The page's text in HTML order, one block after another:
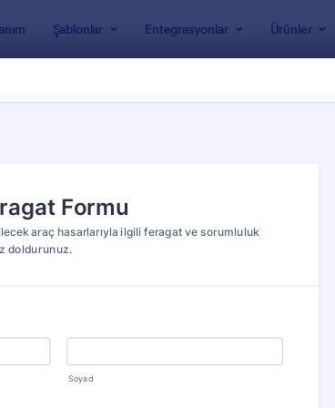
Şablonlar Entegrasyonlar Ürünler
Önizleme: Araç Temizlik Kontrol Listesi